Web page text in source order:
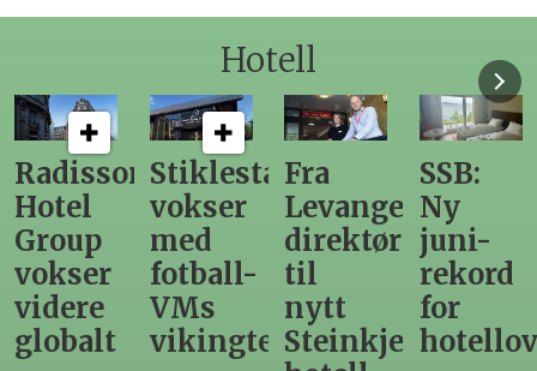
Hotell
Stiklestad
vokser
med
fotball-
VMs
vikingtematikk
Fra
Levanger-
direktør
til
nytt
Steinkjer-
SSB:
Ny
juni-
rekord
for
Elendig
gir
utslag
for